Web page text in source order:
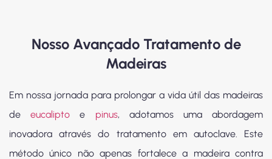
Nosso Avançado Tratamento de
Madeiras
Em nossa jornada para prolongar a vida útil das madeiras
deeucalipto e pinus, adotamos uma abordagem
inovadora através do tratamento em autoclave. Este
método único não apenas fortalece a madeira contra